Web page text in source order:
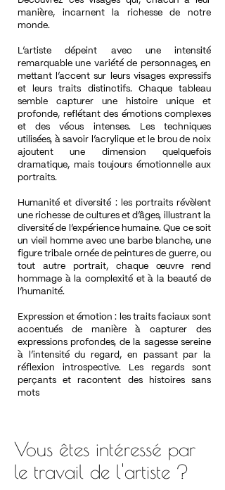
manière, incarnent la richesse de notre
monde.​
L’artiste dépeint avec une intensité
remarquable une variété de personnages, en
mettant l’accent sur leurs visages expressifs
et leurs traits distinctifs. Chaque tableau
semble capturer une histoire unique et
profonde, reflétant des émotions complexes
et des vécus intenses. Les techniques
utilisées, à savoir l’acrylique et le brou de noix
ajoutent une dimension quelquefois
dramatique, mais toujours émotionnelle aux
portraits.
Humanité et diversité : les portraits révèlent
une richesse de cultures et d’âges, illustrant la
diversité de l’expérience humaine. Que ce soit
un vieil homme avec une barbe blanche, une
figure tribale ornée de peintures de guerre, ou
tout autre portrait, chaque œuvre rend
hommage à la complexité et à la beauté de
l’humanité.
Expression et émotion : les traits faciaux sont
accentués de manière à capturer des
expressions profondes, de la sagesse sereine
à l’intensité du regard, en passant par la
réflexion introspective. Les regards sont
perçants et racontent des histoires sans
mots
Vous êtes intéressé par
le travail de l'artiste ?